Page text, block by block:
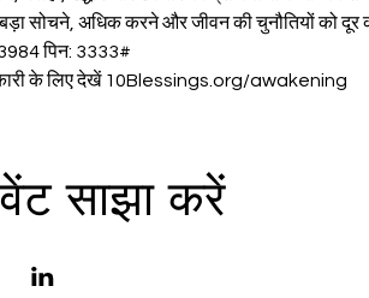
सोचने, अधिक करने और जीवन की चुनौतियों को दूर
पिन: 3333#
के लिए देखें 10Blessings.org/awakening
साझा करें